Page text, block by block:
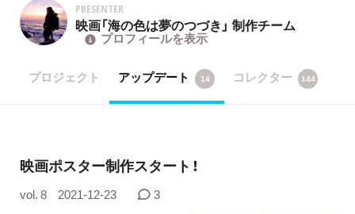
PRESENTER
映画「海の色は夢のつづき」 制作チーム
プロフィールを表示
プロジェクト アップデート 14 コレクター 144
映画ポスター制作スタート！
vol. 8 2021-12-23 3